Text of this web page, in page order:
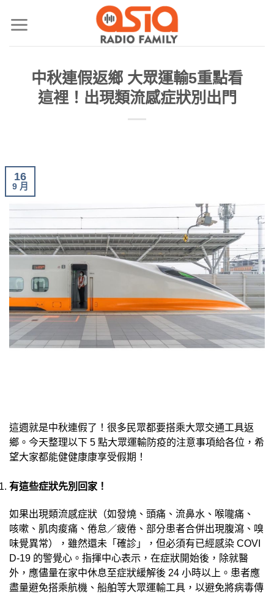
中秋連假返鄉 大眾運輸5重點看
這裡！出現類流感症狀別出門
16
9 月
這週就是中秋連假了！很多民眾都要搭乘大眾交通工具返
鄉。今天整理以下 5 點大眾運輸防疫的注意事項給各位，希
望大家都能健健康康享受假期！
有這些症狀先別回家！
如果出現類流感症狀（如發燒、頭痛、流鼻水、喉嚨痛、
咳嗽、肌肉痠痛、倦怠／疲倦、部分患者合併出現腹瀉、嗅
味覺異常），雖然還未「確診」，但必須有已經感染 COVI
D-19 的警覺心。指揮中心表示，在症狀開始後，除就醫
外，應儘量在家中休息至症狀緩解後 24 小時以上。患者應
盡量避免搭乘航機、船舶等大眾運輸工具，以避免將病毒傳